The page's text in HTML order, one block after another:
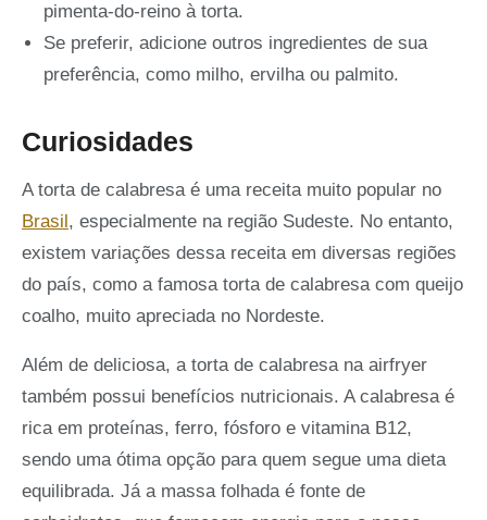
pimenta-do-reino à torta.
Se preferir, adicione outros ingredientes de sua
preferência, como milho, ervilha ou palmito.
Curiosidades
A torta de calabresa é uma receita muito popular no
Brasil, especialmente na região Sudeste. No entanto,
existem variações dessa receita em diversas regiões
do país, como a famosa torta de calabresa com queijo
coalho, muito apreciada no Nordeste.
Além de deliciosa, a torta de calabresa na airfryer
também possui benefícios nutricionais. A calabresa é
rica em proteínas, ferro, fósforo e vitamina B12,
sendo uma ótima opção para quem segue uma dieta
equilibrada. Já a massa folhada é fonte de